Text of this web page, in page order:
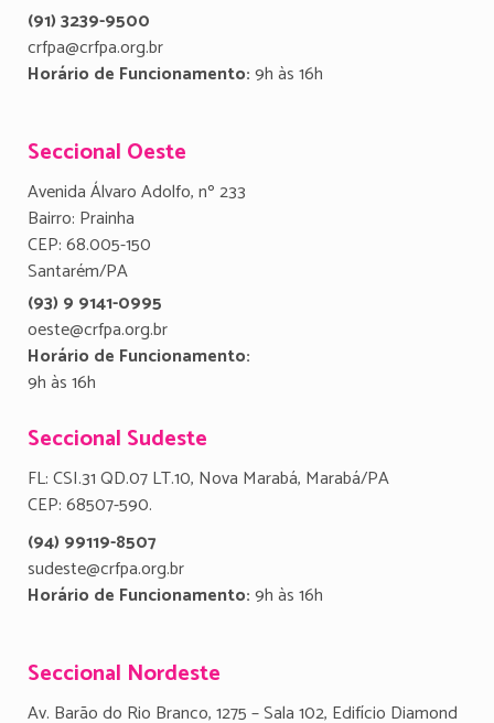
(91) 3239-9500
crfpa@crfpa.org.br
Horário de Funcionamento:9h às 16h
Seccional Oeste
Avenida Álvaro Adolfo, nº 233
Bairro: Prainha
CEP: 68.005-150
Santarém/PA
(93) 9 9141-0995
oeste@crfpa.org.br
Horário de Funcionamento:
9h às 16h
Seccional Sudeste
FL: CSI.31 QD.07 LT.10, Nova Marabá, Marabá/PA
CEP: 68507-590.
(94) 99119-8507
sudeste@crfpa.org.br
Horário de Funcionamento:9h às 16h
Seccional Nordeste
Av. Barão do Rio Branco, 1275 – Sala 102, Edifício Diamond